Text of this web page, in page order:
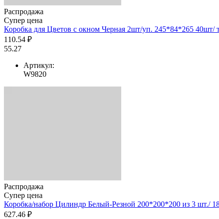
Распродажа
Супер цена
Коробка для Цветов с окном Черная 2шт/уп. 245*84*265 40шт/
110.54 ₽
55.27
Артикул:
W9820
Распродажа
Супер цена
Коробка/набор Цилиндр Белый-Резной 200*200*200 из 3 шт./
627.46 ₽